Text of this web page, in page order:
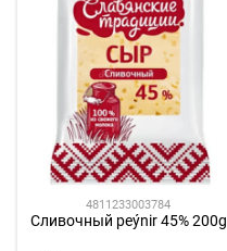
4811233003784
Сливочный peýnir 45% 200g